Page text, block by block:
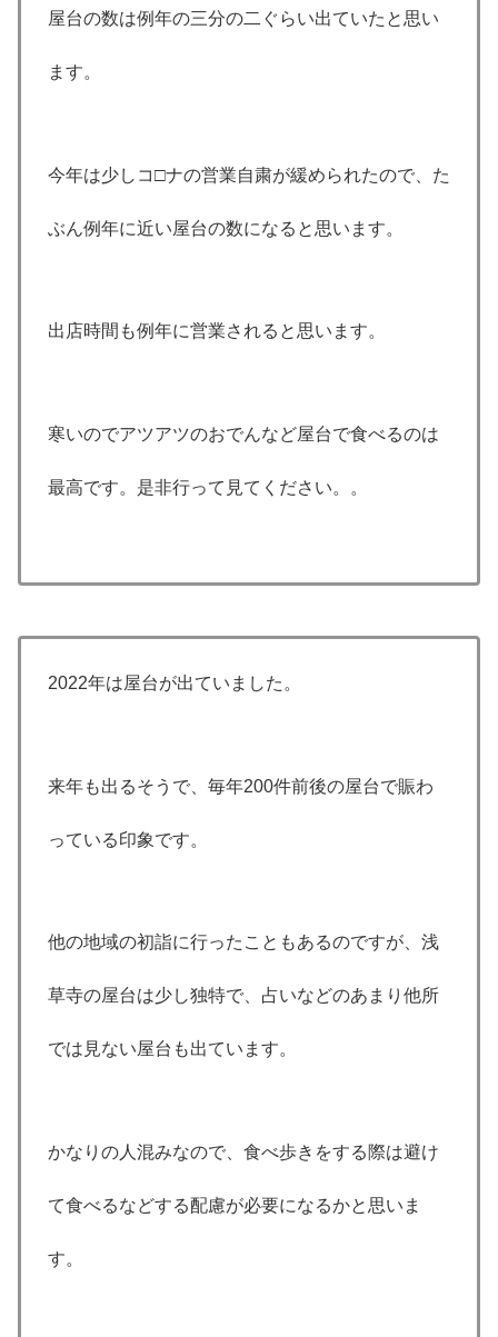
屋台の数は例年の三分の二ぐらい出ていたと思い
ます。
今年は少しコ□ナの営業自粛が緩められたので、た
ぶん例年に近い屋台の数になると思います。
出店時間も例年に営業されると思います。
寒いのでアツアツのおでんなど屋台で食べるのは
最高です。是非行って見てください。。
2022年は屋台が出ていました。
来年も出るそうで、毎年200件前後の屋台で賑わ
っている印象です。
他の地域の初詣に行ったこともあるのですが、浅
草寺の屋台は少し独特で、占いなどのあまり他所
では見ない屋台も出ています。
かなりの人混みなので、食べ歩きをする際は避け
て食べるなどする配慮が必要になるかと思いま
す。